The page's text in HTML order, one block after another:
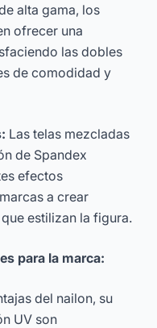
alta gama, los
ofrecer una
las dobles
de comodidad y
Las telas mezcladas
de Spandex
efectos
a crear
estilizan la figura.
para la marca:
del nailon, su
UV son